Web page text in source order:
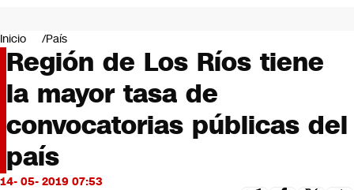
Negocios
Deportes
Programas completos
Cultura
Servicios
Bits
CNN Data
CNN tiempo
Futuro 360
Inicio País
Región de Los Ríos tiene
la mayor tasa de
convocatorias públicas del
país
14- 05- 2019 07:53